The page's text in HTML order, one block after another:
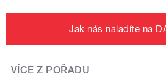
Jak nás naladíte na
VÍCE Z POŘADU